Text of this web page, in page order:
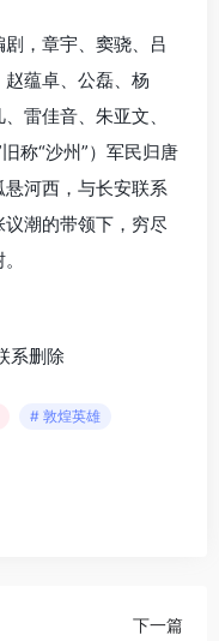
剧，章宇、窦骁、吕
蕴卓、公磊、杨
雷佳音、朱亚文、
称“沙州”）军民归唐
河西，与长安联系
潮的带领下，穷尽
系删除
# 敦煌英雄
下一篇